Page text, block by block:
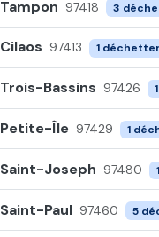
Tampon 97418 3
Cilaos 97413 1
Trois-Bassins 97426
Petite-Île 97429 1
Saint-Joseph 97480
Saint-Paul 97460 5